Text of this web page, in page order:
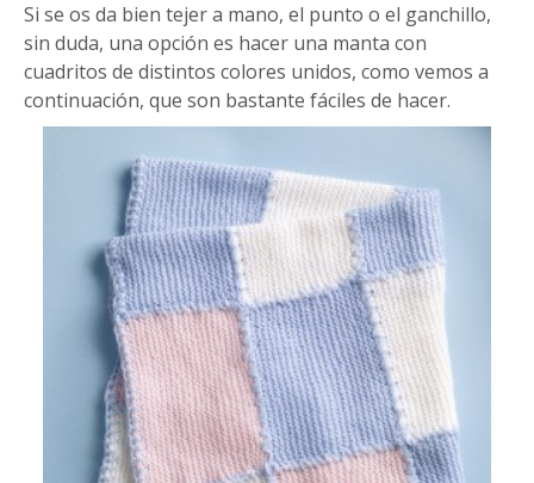
Si se os da bien tejer a mano, el punto o el ganchillo,
sin duda, una opción es hacer una manta con
cuadritos de distintos colores unidos, como vemos a
continuación, que son bastante fáciles de hacer.